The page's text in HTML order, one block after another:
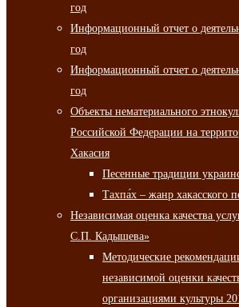
год
Информационный отчет о
год
Информационный отчет о
год
Объекты нематериального
Российской Федерации на
Хакасия
Песенные традиции
Тахпа́х – жанр хакасского
Независимая оценка качества
С.П. Кадышева»
Методические
независимой оценки
организациями культуры